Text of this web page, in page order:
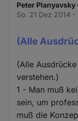
Peter
So. 21 Dez 2014 -
(Alle
(Alle
verstehen.)
1 - Man muß
sein, um
muß die